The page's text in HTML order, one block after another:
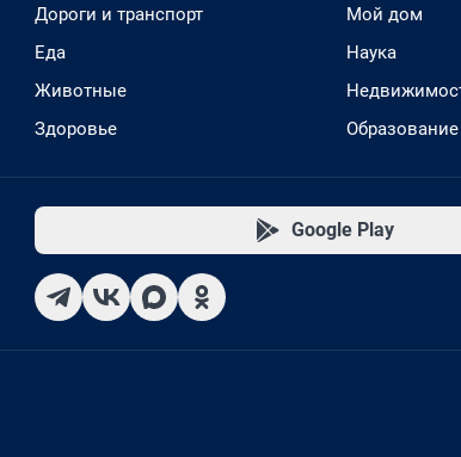
Дороги и транспорт
Еда
Животные
Здоровье
Мой дом
Наука
Образование
Google Play